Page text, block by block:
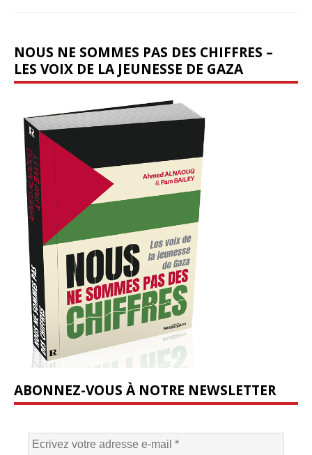
NOUS NE SOMMES PAS DES CHIFFRES –
LES VOIX DE LA JEUNESSE DE GAZA
ABONNEZ-VOUS À NOTRE NEWSLETTER